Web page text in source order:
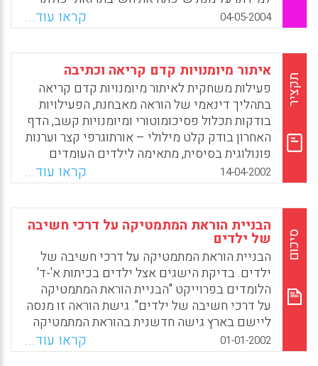
התלמידים בו זמנית למיומנויות של חשיבה
ביקורתית, אוצר מילים ושפה, שיטות חיפוש וידע
מאשר העברה ליניארית של מיומנויות עפ"י
שלבים (Enochsson, A)
WhatsApp
Facebook
Email
X
להפיק משמעות מתהליך זה. התבוננות עצמית,
שיפוט עצמי ותגובה עצמית עשויים להביא
להצלחה רבה יותר בתהליך הלמידה ואף להגביר
היבטים מוטיבציוניים של התלמיד. (צופיה יועד)
WhatsApp
Facebook
Email
X
04-05-2004 קראו עוד...
תקציר
איתור מיומנויות קדם קריאה וכתיבה
פעילות משחקית לאיתור מיומנויות קדם קריאה
בתהליך דינאמי של הוראה מאבחנת, הפעילויות
בודקות תכלול פסיכומוטורי ומיומנויות קשב, הדף
האחרון בודק קלט מילולי – אורתוגרפי קצר וערנות
פונולוגית בסיסית, מתאימה לילדים העומדים
ללמוד לקרוא: גן חובה, תחילת כתה א ותלמידים
מתקשים, ניתנת להעברה יחידנית או קבוצתית,
מאפשרת מיפוי קבוצתי ורישום דיפרנציאלי,
הרישום נוח לסימון במהלך הפעילות או מיד
לאחריה, הגדרת המיומנויות מאפשרת תכנון
אופרטיבי לעבודה (רחל שי)
WhatsApp
Facebook
Email
X
14-04-2002 קראו עוד...
סיכום
הבניית הוראת המתמטיקה על דרכי חשיבה
של ילדים
הבניית הוראת המתמטיקה על דרכי חשיבה של
ילדים. בדיקת הישגים אצל ילדים בכיתות א'-ד'
הלומדים בפרוייקט "הבניית הוראת המתמטיקה
על דרכי חשיבה של ילדים". גישת הוראה זו מנסה
ליישם בארץ גישה חדשנית בהוראת המתמטיקה
לפיה המורות לומדות להכיר לעומק דרכי חשיבה
של ילדים בפתרון בעיות מתמטיות ואת המחקר
01-01-2002 קראו עוד...